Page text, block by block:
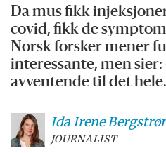
Da mus fikk
covid, fikk de
Norsk forsker mener
interessante, men
avventende til det hele.
Ida Irene
JOURNALIST